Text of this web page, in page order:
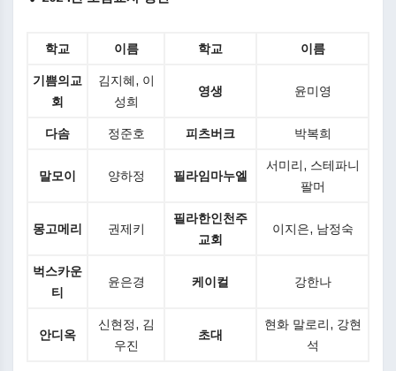
학교 이름 학교 이름
기쁨의교
회
김지혜, 이
성희
영생 윤미영
다솜 정준호 피츠버크 박복희
말모이 양하정 필라임마누엘
서미리, 스테파니
팔머
몽고메리 권제키
필라한인천주
교회
이지은, 남정숙
벅스카운
티
윤은경 케이컬 강한나
안디옥
신현정, 김
우진
초대
현화 말로리, 강현
석